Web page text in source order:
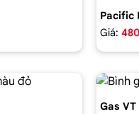
Pacific
Giá:
Gas VT